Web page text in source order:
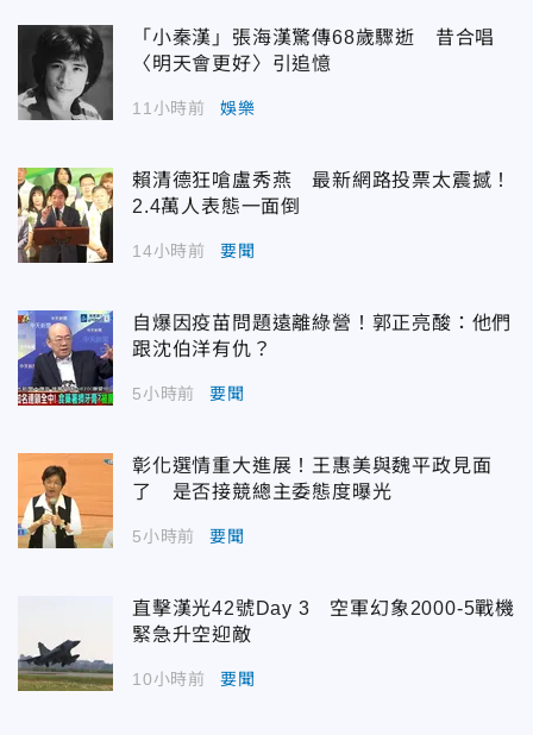
「小秦漢」張海漢驚傳68歲驟逝 昔合唱
〈明天會更好〉引追憶
11小時前 娛樂
賴清德狂嗆盧秀燕 最新網路投票太震撼！
2.4萬人表態一面倒
14小時前 要聞
自爆因疫苗問題遠離綠營！郭正亮酸：他們
跟沈伯洋有仇？
5小時前 要聞
彰化選情重大進展！王惠美與魏平政見面
了 是否接競總主委態度曝光
5小時前 要聞
直擊漢光42號Day 3 空軍幻象2000-5戰機
緊急升空迎敵
10小時前 要聞